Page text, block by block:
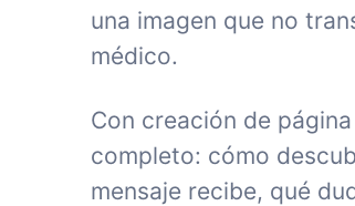
una imagen que no
médico.
Con creación de
completo: cómo
mensaje recibe, qué